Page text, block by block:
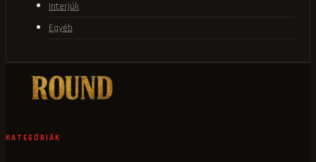
Interjúk
Egyéb
KATEGÓRIÁK